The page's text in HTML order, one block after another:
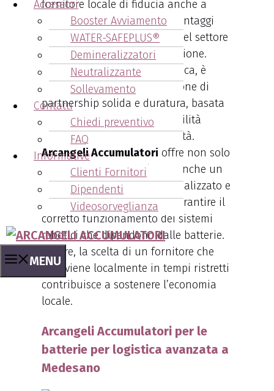
Accessori
Booster Avviamento
WATER-SAFEPLUS®
Demineralizzatori
Neutralizzante
Sollevamento
Contatti
Chiedi preventivo
FAQ
Informative
Clienti Fornitori
Dipendenti
Videosorveglianza
MENU
fornitore locale di fiducia anche a
Medesano porta numerosi vantaggi
per le aziende che operano nel settore
della
roboticae dell’automazione.
Grazie alla vicinanza geografica, è
possibile stabilire una relazione di
partnership solida e duratura, basata
sulla fiducia e sulla disponibilità
immediata in caso di necessità.
Arcangeli Accumulatori offre non solo
prodotti di alta qualità, ma anche un
servizio diassistenzapersonalizzato e
tempestivo, essenziale per garantire il
corretto funzionamento dei sistemi
robotici che dipendono dalle batterie.
Inoltre, la scelta di un fornitore che
interviene localmente in tempi ristretti
contribuisce a sostenere l’economia
locale.
Arcangeli Accumulatori per le
batterie per logistica avanzata a
Medesano